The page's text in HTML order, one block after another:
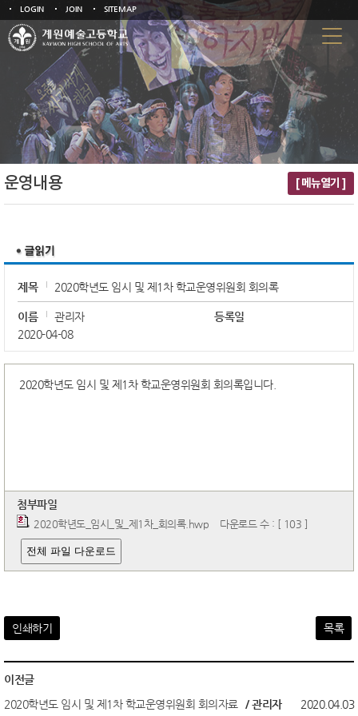
LOGIN JOIN SITEMAP
운영내용 [ 메뉴열기 ]
제목 2020학년도 임시 및 제1차 학교운영위원회 회의록
이름 관리자
등록일
2020-04-08
2020학년도 임시 및 제1차 학교운영위원회 회의록입니다.
첨부파일
2020학년도_임시_및_제1차_회의록.hwp 다운로드 수 : [ 103 ]
전체 파일 다운로드
인쇄하기 목록
이전글
2020학년도 임시 및 제1차 학교운영위원회 회의자료
/ 관리자 2020.04.03